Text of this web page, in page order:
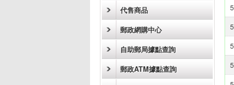
代售商品
郵政網購中心
自助郵局據點查詢
郵政ATM據點查詢